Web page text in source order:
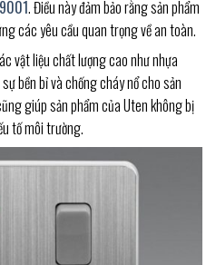
. Điều này đảm bảo rằng sản phẩm
các yêu cầu quan trọng về an toàn.
vật liệu chất lượng cao như nhựa
bền bỉ và chống cháy nổ cho sản
giúp sản phẩm của Uten không bị
tố môi trường.